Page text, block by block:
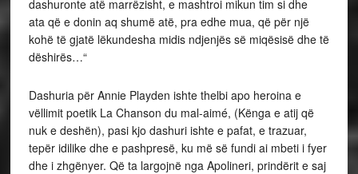
dashuronte atë marrëzisht, e mashtroi mikun tim si dhe
ata që e donin aq shumë atë, pra edhe mua, që për një
kohë të gjatë lëkundesha midis ndjenjës së miqësisë dhe të
dëshirës…“
Dashuria për Annie Playden ishte thelbi apo heroina e
vëllimit poetik La Chanson du mal-aimé, (Kënga e atij që
nuk e deshën), pasi kjo dashuri ishte e pafat, e trazuar,
tepër idilike dhe e pashpresë, ku më së fundi ai mbeti i fyer
dhe i zhgënyer. Që ta largojnë nga Apolineri, prindërit e saj